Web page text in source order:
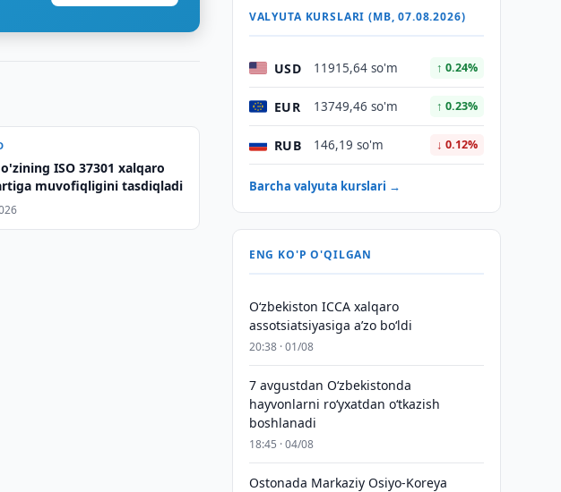
ISO 37301 xalqaro
muvofiqligini tasdiqladi
VALYUTA KURSLARI (MB, 07.08.2026)
USD 11915,64 so'm ↑ 0.24%
EUR 13749,46 so'm ↑ 0.23%
RUB 146,19 so'm ↓ 0.12%
Barcha valyuta kurslari →
ENG KO'P O'QILGAN
O‘zbekiston ICCA xalqaro
assotsiatsiyasiga aʼzo bo‘ldi
20:38 · 01/08
7 avgustdan O‘zbekistonda
hayvonlarni ro‘yxatdan o‘tkazish
boshlanadi
18:45 · 04/08
Ostonada Markaziy Osiyo-Koreya